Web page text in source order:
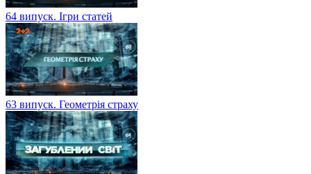
64 випуск. Ігри статей
63 випуск. Геометрія страху